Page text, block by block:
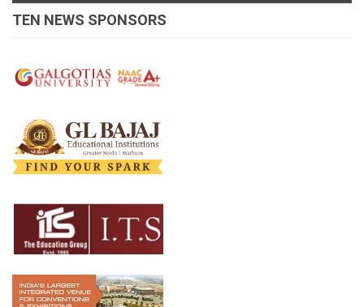
TEN NEWS SPONSORS